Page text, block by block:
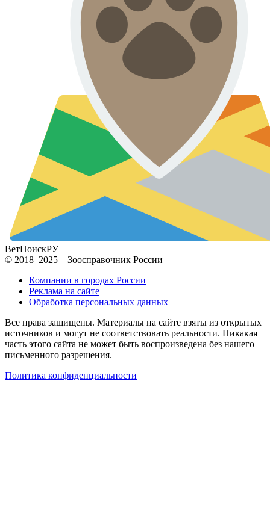
ВетПоискРУ
© 2018–2025 – Зоосправочник России
Компании в городах России
Реклама на сайте
Обработка персональных данных
Все права защищены. Материалы на сайте взяты из открытых
источников и могут не соответствовать реальности. Никакая
часть этого сайта не может быть воспроизведена без нашего
письменного разрешения.
Политика конфиденциальности